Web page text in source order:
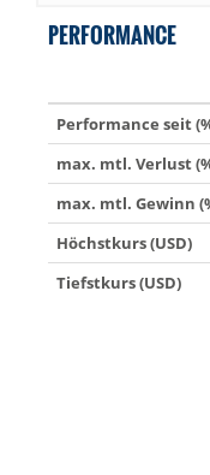
PERFORMANCE
Performance seit
max. mtl. Verlust
max. mtl. Gewinn
Höchstkurs (USD)
Tiefstkurs (USD)